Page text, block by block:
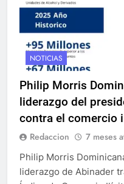
NOTICIAS
Philip Morris
liderazgo del
contra el comercio
Redaccion 7 meses
Philip Morris
liderazgo de Abinader